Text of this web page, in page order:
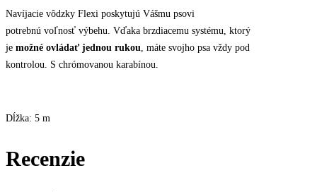
-
5m
quantity
Navíjacie vôdzky Flexi poskytujú Vášmu psovi
potrebnú voľnosť výbehu. Vďaka brzdiacemu systému, ktorý
je možné ovládať jednou rukou , máte svojho psa vždy pod
kontrolou. S chrómovanou karabínou.
Dĺžka: 5 m
Recenzie